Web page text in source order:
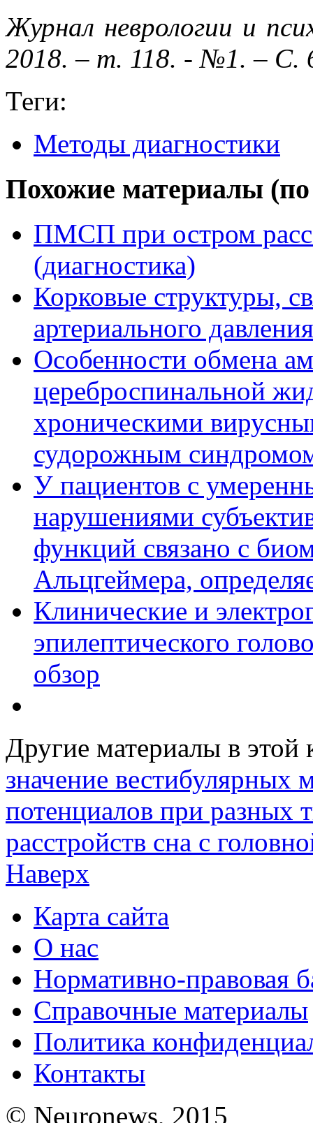
Журнал неврологии и
2018. – т. 118. - №1. – С.
Теги:
Методы диагностики
Похожие материалы (по
ПМСП при остром
(диагностика)
Корковые структуры,
артериального давления
Особенности обмена
цереброспинальной
хроническими
судорожным
У пациентов с
нарушениями
функций связано с
Альцгеймера,
Клинические и
эпилептического
обзор
Другие материалы в этой
значение вестибулярных
потенциалов при разных
расстройств сна с
Наверх
Карта сайта
О нас
Нормативно-правовая
Справочные материалы
Политика
Контакты
© Neuronews, 2015